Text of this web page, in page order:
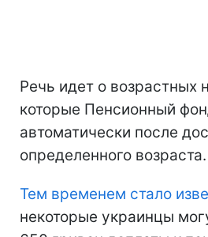
Речь идет о возрастных
которые Пенсионный
автоматически после
определенного возраста.
Тем временем стало
некоторые украинцы